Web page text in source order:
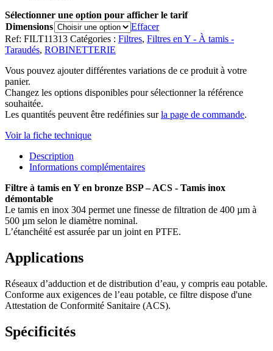
Sélectionner une option pour afficher le tarif
Dimensions
Effacer
Ref: FILT11313 Catégories : Filtres, Filtres en Y - À tamis -
Taraudés, ROBINETTERIE
Vous pouvez ajouter différentes variations de ce produit à votre
panier.
Changez les options disponibles pour sélectionner la référence
souhaitée.
Les quantités peuvent être redéfinies surla page de commande.
Voir la fiche technique
Description
Informations complémentaires
Filtre à tamis en Y en bronze BSP – ACS - Tamis inox
démontable
Le tamis en inox 304 permet une finesse de filtration de 400 µm à
500 µm selon le diamètre nominal.
L’étanchéité est assurée par un joint en PTFE.
Applications
Réseaux d’adduction et de distribution d’eau, y compris eau potable.
Conforme aux exigences de l’eau potable, ce filtre dispose d'une
Attestation de Conformité Sanitaire (ACS).
Spécificités